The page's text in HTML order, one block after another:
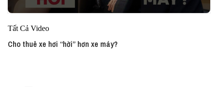
Tất Cả Video
Cho thuê xe hơi “hời” hơn xe máy?